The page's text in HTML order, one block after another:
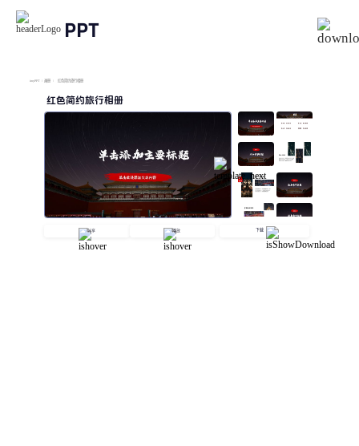
PPT
imyPPT / 画册 / 红色简约旅行相册
红色简约旅行相册
分享 播放 下载